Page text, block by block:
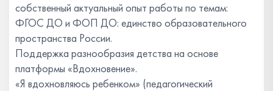
собственный актуальный опыт работы по темам:
ФГОС ДО и ФОП ДО: единство образовательного
пространства России.
Поддержка разнообразия детства на основе
платформы «Вдохновение».
«Я вдохновляюсь ребенком» (педагогический